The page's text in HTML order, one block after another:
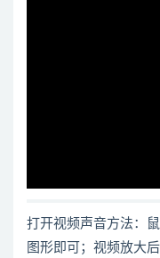
打开视频声音方法：
图形即可；视频放大